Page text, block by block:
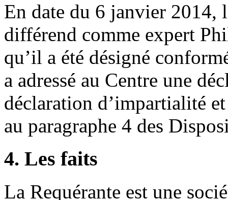
En date du 6 janvier 2014,
différend comme expert
qu’il a été désigné
a adressé au Centre une
déclaration d’impartialité
au paragraphe 4 des
4. Les faits
La Requérante est une